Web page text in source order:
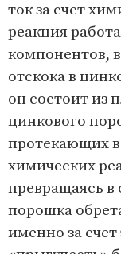
ток за счет
реакция
компонентов,
отскока в
он состоит из
цинкового
протекающих
химических
превращаясь в
порошка
именно за